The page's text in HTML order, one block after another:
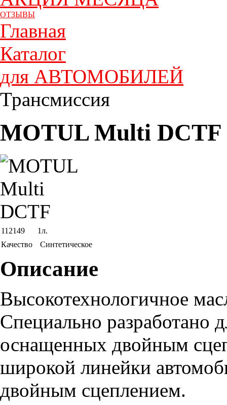
ОТЗЫВЫ
Главная
Каталог
для АВТОМОБИЛЕЙ
Трансмиссия
MOTUL Multi DCTF
112149
1л.
Качество
Синтетическое
Описание
Высокотехнологичное
Специально разработано
оснащенных двойным
широкой линейки
двойным сцеплением.